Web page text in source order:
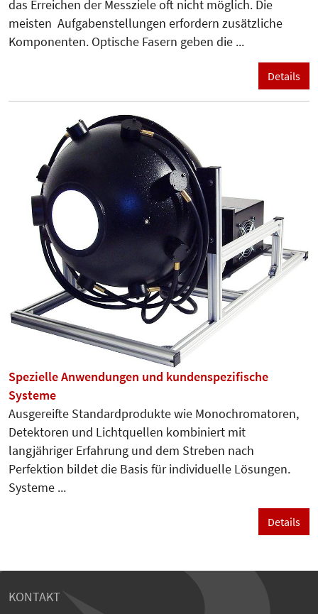
das Erreichen der Messziele oft nicht möglich. Die
meisten Aufgabenstellungen erfordern zusätzliche
Komponenten. Optische Fasern geben die ...
Details
Spezielle Anwendungen und kundenspezifische
Systeme
Ausgereifte Standardprodukte wie Monochromatoren,
Detektoren und Lichtquellen kombiniert mit
langjähriger Erfahrung und dem Streben nach
Perfektion bildet die Basis für individuelle Lösungen.
Systeme ...
Details
KONTAKT